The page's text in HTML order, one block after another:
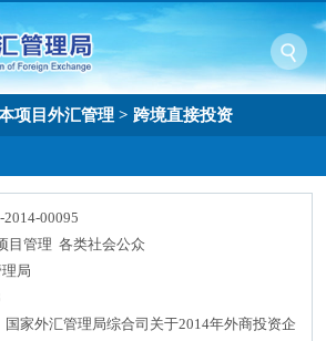
项目外汇管理 >跨境直接投资
00095
目管理 各类社会公众
局
国家外汇管理局综合司关于2014年外商投资企